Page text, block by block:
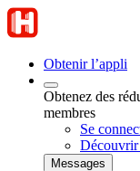
Obtenir l’appli
Obtenez des
membres
Se
Messages